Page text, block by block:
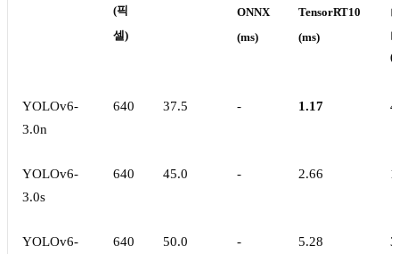
(픽
셀)
ONNX
(ms)
TensorRT10
(ms)
YOLOv6-
3.0n
640 37.5 - 1.17
YOLOv6-
3.0s
640 45.0 - 2.66
YOLOv6-
640 50.0 - 5.28